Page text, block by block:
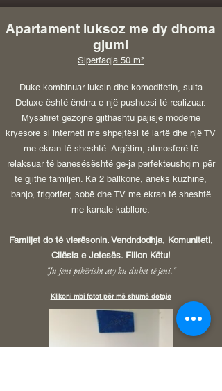
Apartament luksoz me dy dhoma
gjumi
Siperfaqja 50 m²
Duke kombinuar luksin dhe komoditetin, suita
Deluxe është ëndrra e një pushuesi të realizuar.
Mysafirët gëzojnë gjithashtu pajisje moderne
kryesore si interneti me shpejtësi të lartë dhe një TV
me ekran të sheshtë. Argëtim, atmosferë të
relaksuar të banesësështë ge-ja perfekteushqim për
të gjithë familjen. Ka 2 ballkone, aneks kuzhine,
banjo, frigorifer, sobë dhe TV me ekran të sheshtë
me kanale kabllore.
Familjet do të vlerësonin. Vendndodhja, Komuniteti,
Cilësia e Jetesës. Fillon Këtu!
"Ju jeni pikërisht aty ku duhet të jeni."
Klikoni mbi fotot për më shumë detaje